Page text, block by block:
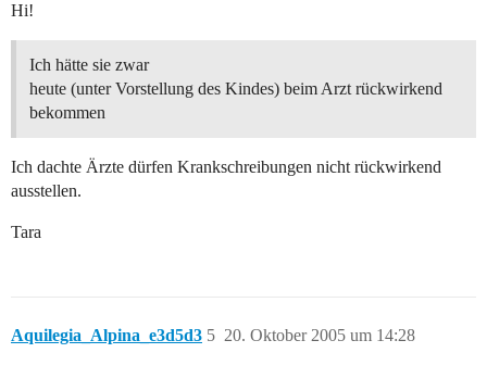
Hi!
Ich hätte sie zwar
heute (unter Vorstellung des Kindes) beim Arzt rückwirkend
bekommen
Ich dachte Ärzte dürfen Krankschreibungen nicht rückwirkend
ausstellen.
Tara
Aquilegia_Alpina_e3d5d3 20. Oktober 2005 um 14:28
5